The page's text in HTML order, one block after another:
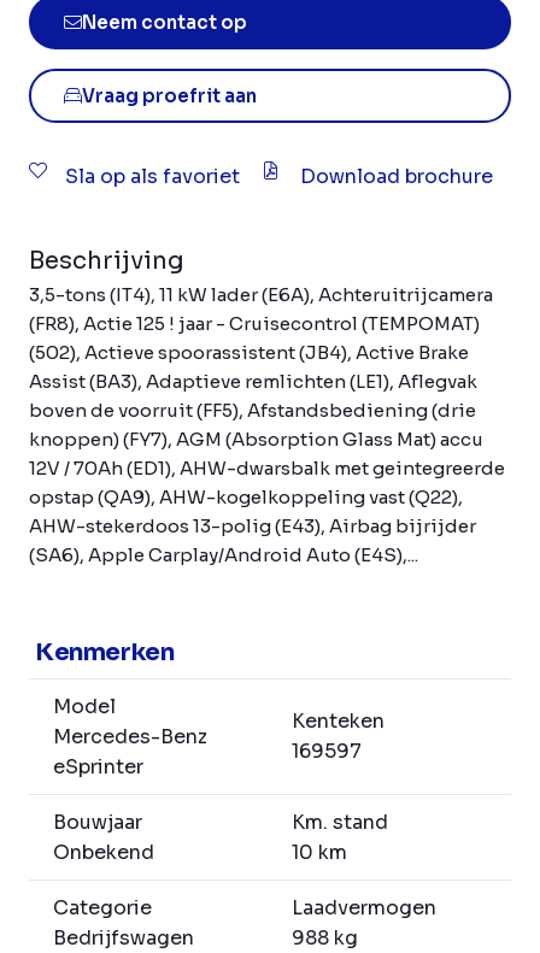
Neem contact op
Vraag proefrit aan
Sla op als favoriet Download brochure
Beschrijving
3,5-tons (IT4), 11 kW lader (E6A), Achteruitrijcamera
(FR8), Actie 125 ! jaar - Cruisecontrol (TEMPOMAT)
(502), Actieve spoorassistent (JB4), Active Brake
Assist (BA3), Adaptieve remlichten (LE1), Aflegvak
boven de voorruit (FF5), Afstandsbediening (drie
knoppen) (FY7), AGM (Absorption Glass Mat) accu
12V / 70Ah (ED1), AHW-dwarsbalk met geintegreerde
opstap (QA9), AHW-kogelkoppeling vast (Q22),
AHW-stekerdoos 13-polig (E43), Airbag bijrijder
(SA6), Apple Carplay/Android Auto (E4S),...
Kenmerken
Model
Mercedes-Benz
eSprinter
Kenteken
169597
Bouwjaar
Onbekend
Km. stand
10 km
Categorie
Bedrijfswagen
Laadvermogen
988 kg